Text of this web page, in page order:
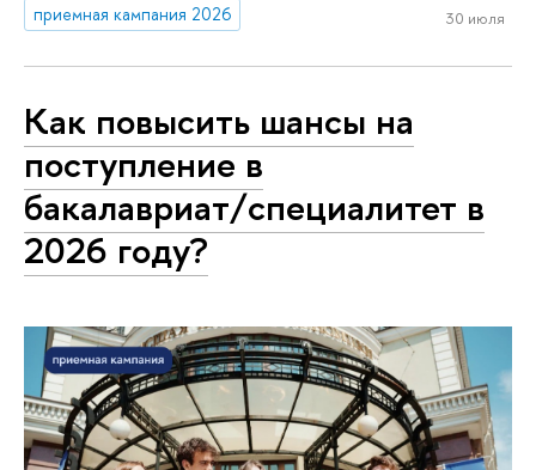
приемная кампания 2026
30 июля
Как повысить шансы на
поступление в
бакалавриат/специалитет в
2026 году?